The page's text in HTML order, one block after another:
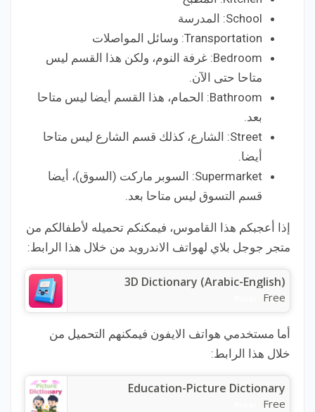
School: المدرسة
Transportation: وسائل المواصلات
Bedroom: غرفة النوم، ولكن هذا القسم ليس
متاحا حتى الآن.
Bathroom: الحمام، هذا القسم أيضا ليس متاحا
بعد.
Street: الشارع، كذلك قسم الشارع ليس متاحا
أيضا.
Supermarket: السوبر ماركت (السوق)، أيضا
قسم التسوق ليس متاحا بعد.
إذا أعجبكم هذا القاموس، فيمكنكم تحميله لأطفالكم من
متجر جوجل بلاي لهواتف الاندرويد من خلال هذا الرابط:
3D Dictionary (Arabic-English)
Free
أما مستخدمي هواتف الايفون فيمكنهم التحميل من
خلال هذا الرابط:
Education-Picture Dictionary
Free